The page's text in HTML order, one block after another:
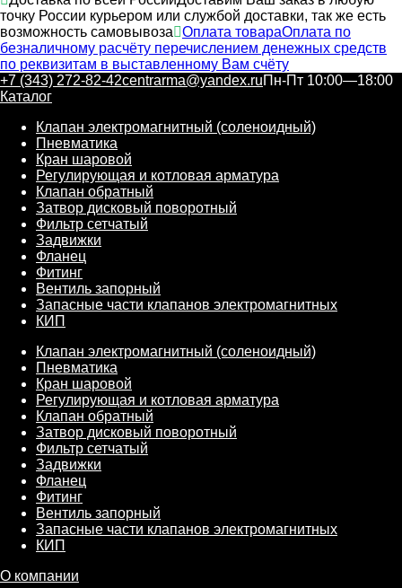
точку России курьером или службой доставки, так же есть
возможность самовывоза
Оплата товараОплата по
безналичному расчёту перечислением денежных средств
по реквизитам в выставленному Вам счёту
+7 (343) 272-82-42centrarma@yandex.ruПн-Пт 10:00—18:00
Каталог
Клапан электромагнитный (соленоидный)
Пневматика
Кран шаровой
Регулирующая и котловая арматура
Клапан обратный
Затвор дисковый поворотный
Фильтр сетчатый
Задвижки
Фланец
Фитинг
Вентиль запорный
Запасные части клапанов электромагнитных
КИП
Клапан электромагнитный (соленоидный)
Пневматика
Кран шаровой
Регулирующая и котловая арматура
Клапан обратный
Затвор дисковый поворотный
Фильтр сетчатый
Задвижки
Фланец
Фитинг
Вентиль запорный
Запасные части клапанов электромагнитных
КИП
О компании